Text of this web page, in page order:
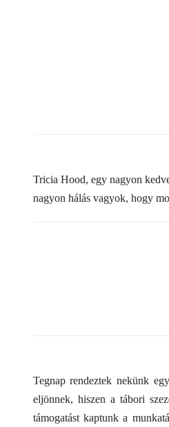
Tricia Hood, egy nagyon
nagyon hálás vagyok, hogy
Tegnap rendeztek nekünk
eljönnek, hiszen a tábori
támogatást kaptunk a